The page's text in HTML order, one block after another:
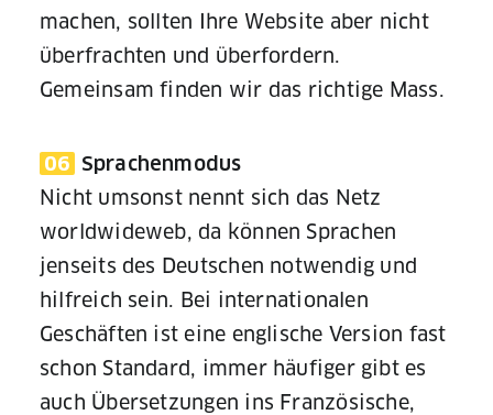
machen, sollten Ihre Website aber nicht
überfrachten und überfordern.
Gemeinsam finden wir das richtige Mass.
06 Sprachenmodus
Nicht umsonst nennt sich das Netz
worldwideweb, da können Sprachen
jenseits des Deutschen notwendig und
hilfreich sein. Bei internationalen
Geschäften ist eine englische Version fast
schon Standard, immer häufiger gibt es
auch Übersetzungen ins Französische,